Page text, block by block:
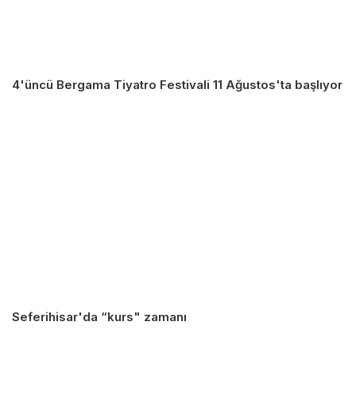
4'üncü Bergama Tiyatro Festivali 11 Ağustos'ta başlıyor
Seferihisar'da “kurs" zamanı